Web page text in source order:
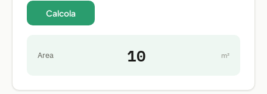
Calcola
Area 10 m²